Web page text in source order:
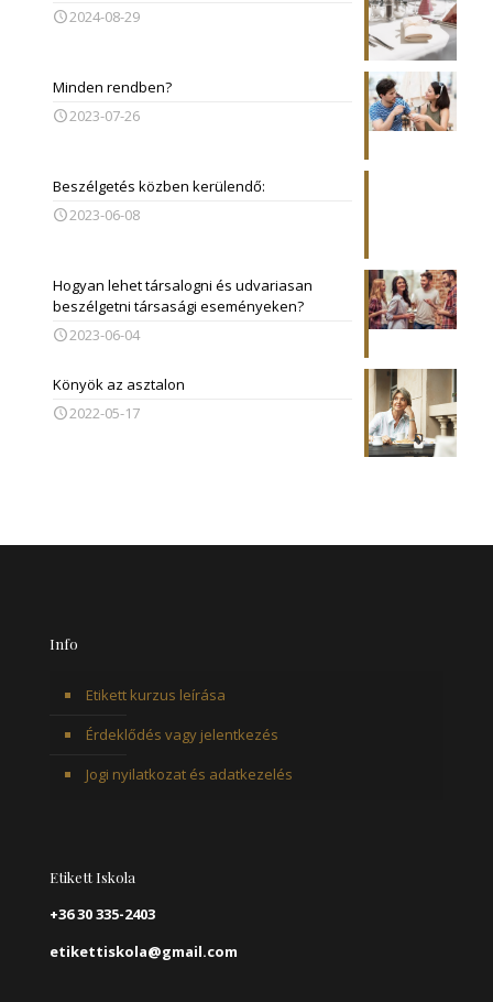
2024-08-29
Minden rendben?
2023-07-26
Beszélgetés közben kerülendő:
2023-06-08
Hogyan lehet társalogni és udvariasan
beszélgetni társasági eseményeken?
2023-06-04
Könyök az asztalon
2022-05-17
Info
Etikett kurzus leírása
Érdeklődés vagy jelentkezés
Jogi nyilatkozat és adatkezelés
Etikett Iskola
+36 30 335-2403
etikettiskola@gmail.com